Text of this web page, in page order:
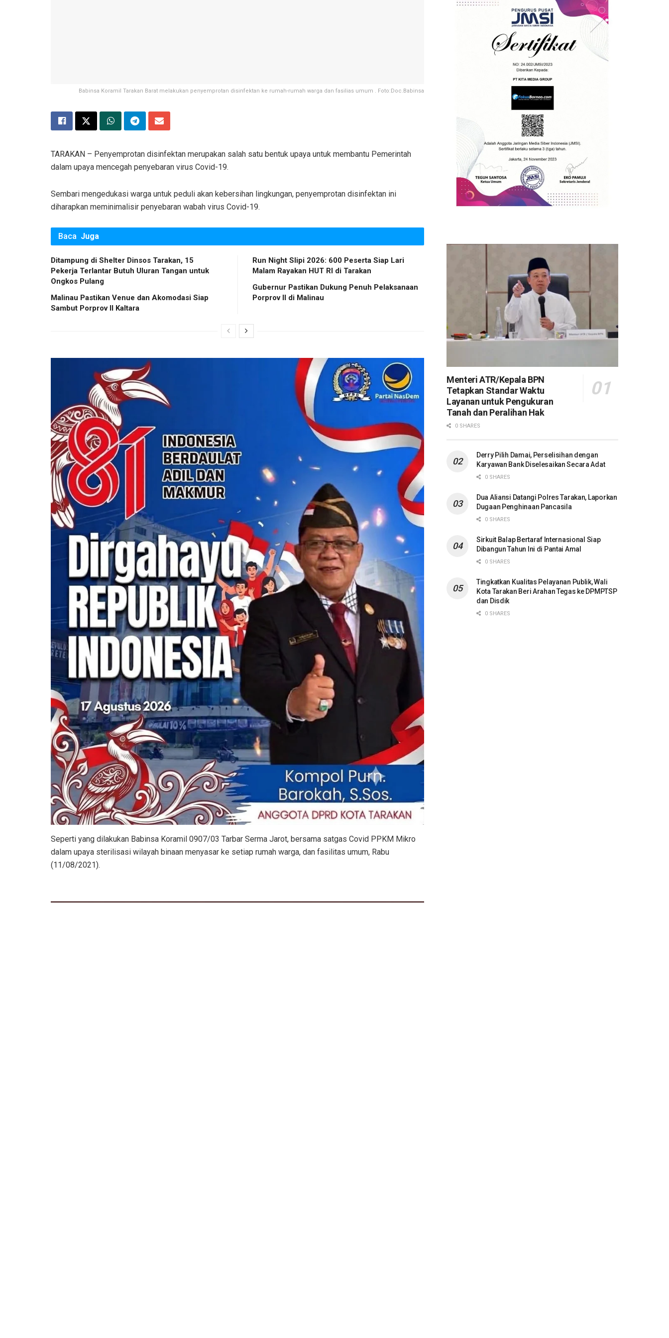
Babinsa Koramil Tarakan Barat melakukan penyemprotan disinfektan ke rumah-rumah warga dan fasilias umum . Foto:Doc.Babinsa
TARAKAN – Penyemprotan disinfektan merupakan salah satu bentuk upaya untuk membantu Pemerintah
dalam upaya mencegah penyebaran virus Covid-19.
Sembari mengedukasi warga untuk peduli akan kebersihan lingkungan, penyemprotan disinfektan ini
diharapkan meminimalisir penyebaran wabah virus Covid-19.
Baca Juga
Ditampung di Shelter Dinsos Tarakan, 15
Pekerja Terlantar Butuh Uluran Tangan untuk
Ongkos Pulang
Malinau Pastikan Venue dan Akomodasi Siap
Sambut Porprov II Kaltara
Run Night Slipi 2026: 600 Peserta Siap Lari
Malam Rayakan HUT RI di Tarakan
Gubernur Pastikan Dukung Penuh Pelaksanaan
Porprov II di Malinau
Seperti yang dilakukan Babinsa Koramil 0907/03 Tarbar Serma Jarot, bersama satgas Covid PPKM Mikro
dalam upaya sterilisasi wilayah binaan menyasar ke setiap rumah warga, dan fasilitas umum, Rabu
(11/08/2021).
Menteri ATR/Kepala BPN
Tetapkan Standar Waktu
Layanan untuk Pengukuran
Tanah dan Peralihan Hak
0 SHARES
Derry Pilih Damai, Perselisihan dengan
Karyawan Bank Diselesaikan Secara Adat
0 SHARES
Dua Aliansi Datangi Polres Tarakan, Laporkan
Dugaan Penghinaan Pancasila
0 SHARES
Sirkuit Balap Bertaraf Internasional Siap
Dibangun Tahun Ini di Pantai Amal
0 SHARES
Tingkatkan Kualitas Pelayanan Publik, Wali
Kota Tarakan Beri Arahan Tegas ke DPMPTSP
dan Disdik
0 SHARES